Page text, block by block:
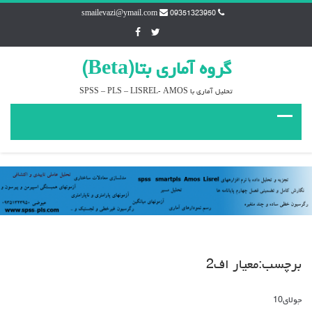
09351323950
smailevazi@ymail.com
گروه آماري بتا(Beta)
تحليل آماري با SPSS – PLS – LISREL- AMOS
برچسب:معيار اف2
جولای10